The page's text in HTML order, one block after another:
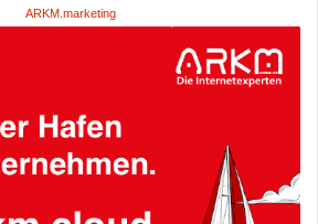
ARKM.marketing